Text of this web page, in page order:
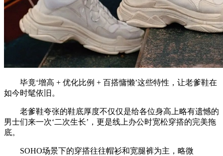
毕竟‘增高 + 优化比例 + 百搭慵懒’这些特性，让老爹鞋在
如今时髦依旧。
老爹鞋夸张的鞋底厚度不仅仅是给各位身高上略有遗憾的
男士们来一次‘二次生长’，更是线上办公时宽松穿搭的完美拖
底。
SOHO场景下的穿搭往往帽衫和宽腿裤为主，略微